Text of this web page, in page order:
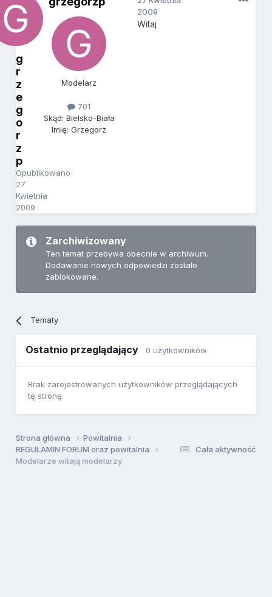
g
r
z
e
g
o
r
z
p
Opublikowano
27
Kwietnia
2009
Modelarz
701
Skąd: Bielsko-Biała
Imię: Grzegorz
2009
Witaj
Zarchiwizowany
Ten temat przebywa obecnie w archiwum.
Dodawanie nowych odpowiedzi zostało
zablokowane.
Tematy
Ostatnio przeglądający 0 użytkowników
Brak zarejestrowanych użytkowników przeglądających
tę stronę.
Cała aktywność
Strona główna
Powitalnia
REGULAMIN FORUM oraz powitalnia
Modelarze witają modelarzy